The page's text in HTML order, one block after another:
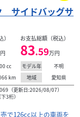
サイドバッグサ
お支払総額（税込）
83.59万円
cc モデル年
不明
km 地域
愛知県
（更新日:2026/08/07）
3桁）
で126cc以上の車両を